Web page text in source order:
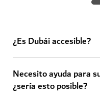
¿Es Dubái accesible?
Necesito ayuda para
¿sería esto posible?